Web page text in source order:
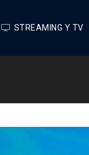
STREAMING Y TV